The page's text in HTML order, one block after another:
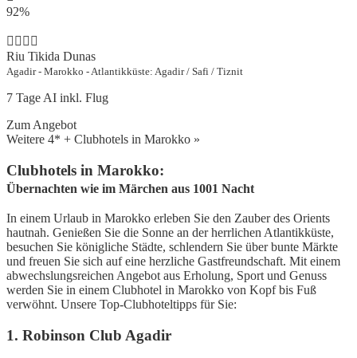
92%
Riu Tikida Dunas
Agadir - Marokko - Atlantikküste: Agadir / Safi / Tiznit
7 Tage AI inkl. Flug
Zum Angebot
Weitere 4* + Clubhotels in Marokko »
Clubhotels in Marokko:
Übernachten wie im Märchen aus 1001 Nacht
In einem Urlaub in Marokko erleben Sie den Zauber des Orients
hautnah. Genießen Sie die Sonne an der herrlichen Atlantikküste,
besuchen Sie königliche Städte, schlendern Sie über bunte Märkte
und freuen Sie sich auf eine herzliche Gastfreundschaft. Mit einem
abwechslungsreichen Angebot aus Erholung, Sport und Genuss
werden Sie in einem Clubhotel in Marokko von Kopf bis Fuß
verwöhnt. Unsere Top-Clubhoteltipps für Sie:
1. Robinson Club Agadir